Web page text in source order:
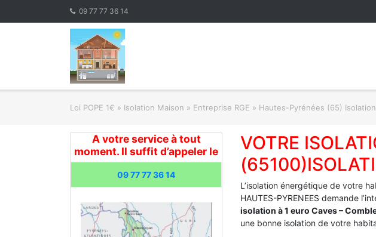
09 77 77 36 14
Loi POPE 1€ » Isolation Maison » Entreprise RGE » Hautes-Pyrénées (65)
A votre service à tout
moment. Il suffit d’appeler le
09 77 77 36 14
VOTRE
L’isolation énergétique de votre
HAUTES-PYRENEES demande
isolation à 1 euro Caves –
une bonne isolation de votre